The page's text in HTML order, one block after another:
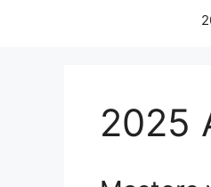
2025